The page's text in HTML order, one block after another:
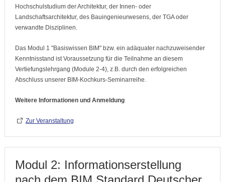
Hochschulstudium der Architektur, der Innen- oder
Landschaftsarchitektur, des Bauingenieurwesens, der TGA oder
verwandte Disziplinen.
Das Modul 1 "Basiswissen BIM" bzw. ein adäquater nachzuweisender
Kenntnisstand ist Voraussetzung für die Teilnahme an diesem
Vertiefungslehrgang (Module 2-4), z.B. durch den erfolgreichen
Abschluss unserer BIM-Kochkurs-Seminarreihe.
Weitere Informationen und Anmeldung
Zur Veranstaltung
Modul 2: Informationserstellung